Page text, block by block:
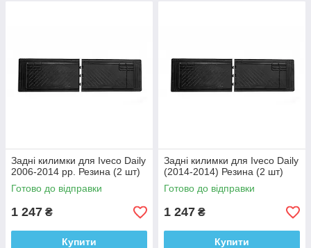
Задні килимки для Iveco Daily
2006-2014 рр. Резина (2 шт)
Готово до відправки
1 247 ₴
Купити
Задні килимки для Iveco Daily
(2014-2014) Резина (2 шт)
Готово до відправки
1 247 ₴
Купити